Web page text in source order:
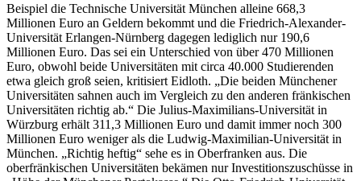
Beispiel die Technische Universität München alleine 668,3
Millionen Euro an Geldern bekommt und die Friedrich-Alexander-
Universität Erlangen-Nürnberg dagegen lediglich nur 190,6
Millionen Euro. Das sei ein Unterschied von über 470 Millionen
Euro, obwohl beide Universitäten mit circa 40.000 Studierenden
etwa gleich groß seien, kritisiert Eidloth. „Die beiden Münchener
Universitäten sahnen auch im Vergleich zu den anderen fränkischen
Universitäten richtig ab.“ Die Julius-Maximilians-Universität in
Würzburg erhält 311,3 Millionen Euro und damit immer noch 300
Millionen Euro weniger als die Ludwig-Maximilian-Universität in
München. „Richtig heftig“ sehe es in Oberfranken aus. Die
oberfränkischen Universitäten bekämen nur Investitionszuschüsse in